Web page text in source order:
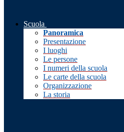
Scuola
Panoramica
Presentazione
I luoghi
Le persone
I numeri della scuola
Le carte della scuola
Organizzazione
La storia